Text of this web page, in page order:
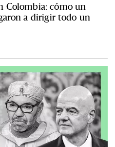
Colombia: cómo un
a dirigir todo un